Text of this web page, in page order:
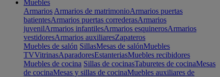
Muebles
Armarios Armarios de matrimonioArmarios puertas
batientesArmarios puertas correderasArmarios
juvenilArmarios infantilesArmarios esquinerosArmarios
vestidoresArmarios auxiliaresZapateros
Muebles de salón SillasMesas de salónMuebles
TVVitrinasAparadoresEstanteriasMuebles recibidores
Muebles de cocina Sillas de cocinasTaburetes de cocinaMesas
de cocinaMesas y sillas de cocinaMuebles auxiliares de